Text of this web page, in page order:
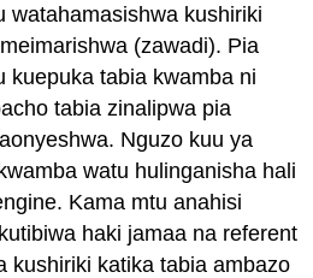
watahamasishwa kushiriki
(zawadi). Pia
kuepuka tabia kwamba ni
tabia zinalipwa pia
Nguzo kuu ya
watu hulinganisha hali
Kama mtu anahisi
haki jamaa na referent
kushiriki katika tabia ambazo